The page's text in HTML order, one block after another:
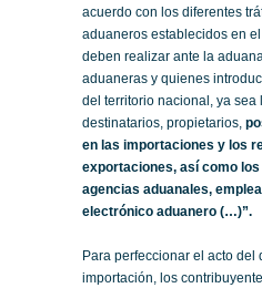
acuerdo con los diferentes
aduaneros establecidos en
deben realizar ante la
aduaneras y quienes
del territorio nacional, ya sea
destinatarios, propietarios,
en las importaciones y los
exportaciones, así como
agencias aduanales,
electrónico aduanero (…)”.
Para perfeccionar el acto
importación, los